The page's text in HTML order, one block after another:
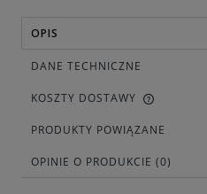
OPIS
DANE TECHNICZNE
KOSZTY DOSTAWY
PRODUKTY POWIĄZANE
OPINIE O PRODUKCIE (0)